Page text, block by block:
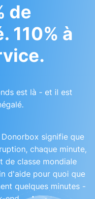
de
110% à
est là - et il est
signifie que
chaque minute,
de classe mondiale
d'aide pour quoi que
quelques minutes -